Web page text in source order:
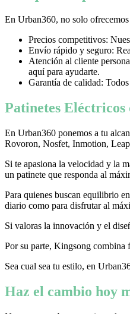
En Urban360, no solo
Precios competitivos:
Envío rápido y seguro:
Atención al cliente
aquí para ayudarte.
Garantía de calidad:
Patinetes
En Urban360 ponemos a tu
Rovoron, Nosfet, Inmotion,
Si te apasiona la velocidad y la
un patinete que responda al
Para quienes buscan equilibrio
diario como para disfrutar al
Si valoras la innovación y el
Por su parte, Kingsong combina
Sea cual sea tu estilo, en
Haz el cambio hoy